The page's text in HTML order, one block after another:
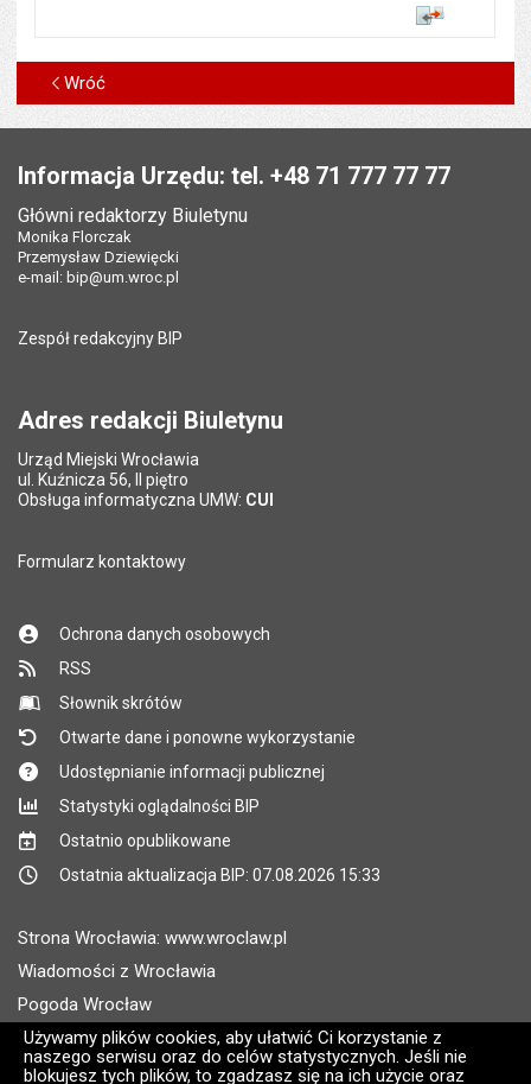
Używamy plików cookies, aby ułatwić Ci korzystanie z
naszego serwisu oraz do celów statystycznych. Jeśli nie
blokujesz tych plików, to zgadzasz się na ich użycie oraz
Porównaj
Wróć
Informacja Urzędu: tel. +48 71 777 77 77
Główni redaktorzy Biuletynu
Monika Florczak
Przemysław Dziewięcki
e-mail: bip@um.wroc.pl
Zespół redakcyjny BIP
Adres redakcji Biuletynu
Urząd Miejski Wrocławia
ul. Kuźnicza 56, II piętro
Obsługa informatyczna UMW: CUI
Formularz kontaktowy
Ochrona danych osobowych
RSS
Słownik skrótów
Otwarte dane i ponowne wykorzystanie
Udostępnianie informacji publicznej
Statystyki oglądalności BIP
Ostatnio opublikowane
Ostatnia aktualizacja BIP: 07.08.2026 15:33
Strona Wrocławia: www.wroclaw.pl
Wiadomości z Wrocławia
Pogoda Wrocław
Rozkłady jazdy MPK Wrocław
Administratorem wroclaw.pl jest: ARAW